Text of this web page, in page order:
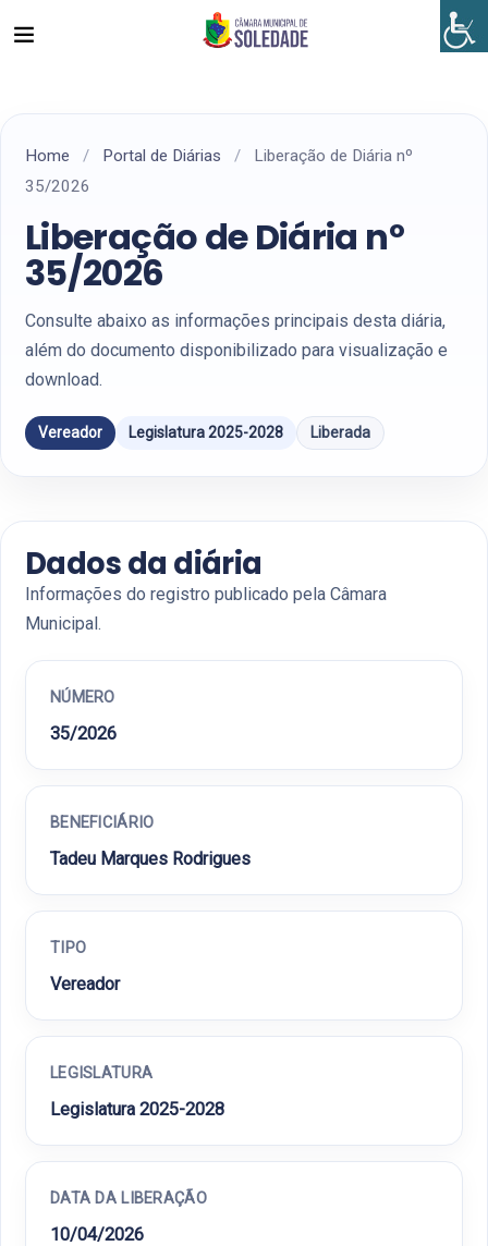
Home / Portal de Diárias /
Liberação de Diária nº
35/2026
Liberação de Diária nº
35/2026
Consulte abaixo as informações principais desta diária,
além do documento disponibilizado para visualização e
download.
Vereador Legislatura 2025-2028 Liberada
Dados da diária
Informações do registro publicado pela Câmara
Municipal.
NÚMERO
35/2026
BENEFICIÁRIO
Tadeu Marques Rodrigues
TIPO
Vereador
LEGISLATURA
Legislatura 2025-2028
DATA DA LIBERAÇÃO
10/04/2026